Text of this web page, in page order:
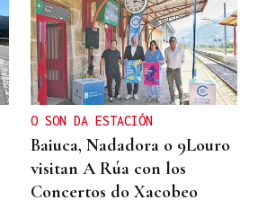
O SON DA ESTACIÓN
Baiuca, Nadadora o 9Louro
visitan A Rúa con los
Concertos do Xacobeo